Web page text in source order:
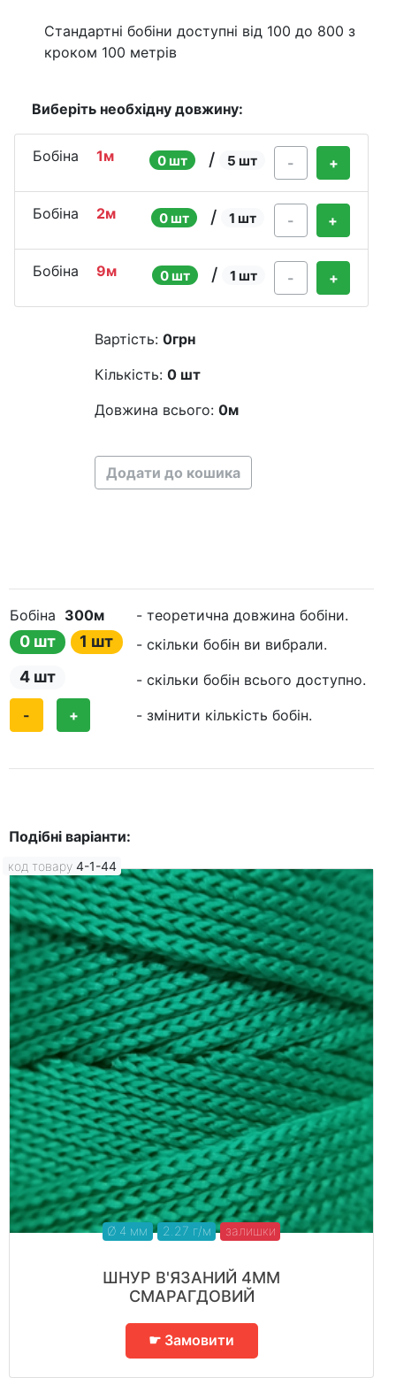
Стандартні бобіни доступні від 100 до 800 з
кроком 100 метрів
Виберіть необхідну довжину:
Бобіна 1м 0 шт / 5 шт - +
Бобіна 2м 0 шт / 1 шт - +
Бобіна 9м 0 шт / 1 шт - +
Вартість: 0грн
Кількість: 0шт
Довжина всього: 0м
Додати до кошика
Бобіна 300м - теоретична довжина бобіни.
0 шт 1 шт - скільки бобін ви вибрали.
4 шт
- скільки бобін всього доступно.
-
+ - змінити кількість бобін.
Подібні варіанти:
код товару 4-1-44
Ø 4 мм 2.27 г/м залишки
ШНУР В'ЯЗАНИЙ 4ММ
СМАРАГДОВИЙ
☛ Замовити